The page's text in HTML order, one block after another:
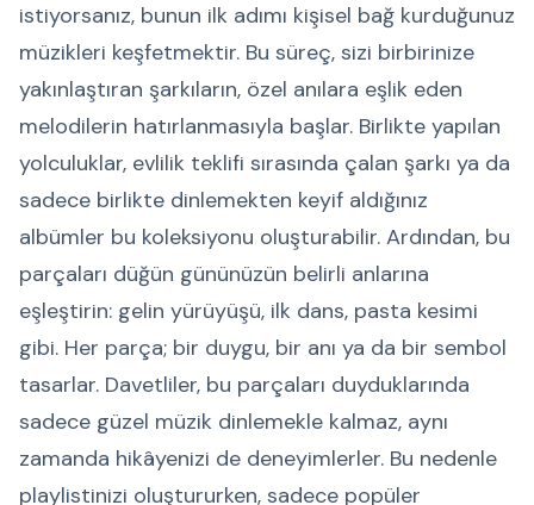
istiyorsanız, bunun ilk adımı kişisel bağ kurduğunuz
müzikleri keşfetmektir. Bu süreç, sizi birbirinize
yakınlaştıran şarkıların, özel anılara eşlik eden
melodilerin hatırlanmasıyla başlar. Birlikte yapılan
yolculuklar, evlilik teklifi sırasında çalan şarkı ya da
sadece birlikte dinlemekten keyif aldığınız
albümler bu koleksiyonu oluşturabilir. Ardından, bu
parçaları düğün gününüzün belirli anlarına
eşleştirin: gelin yürüyüşü, ilk dans, pasta kesimi
gibi. Her parça; bir duygu, bir anı ya da bir sembol
tasarlar. Davetliler, bu parçaları duyduklarında
sadece güzel müzik dinlemekle kalmaz, aynı
zamanda hikâyenizi de deneyimlerler. Bu nedenle
playlistinizi oluştururken, sadece popüler